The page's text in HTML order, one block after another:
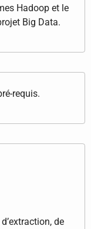
Hadoop et le
Big Data.
requis.
de